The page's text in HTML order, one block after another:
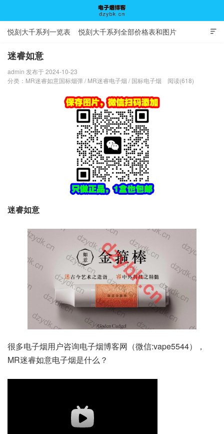
电子烟博客

悦刻大千系列一览表 悦刻大千系列全部价格表和图片
迷睿如意
admin 发布于 2024-10-23
分类： MR迷睿如意国标烟弹/ MR迷睿电子烟 / 国标电子烟 阅读(618)
迷睿如意
很多电子烟用户咨询电子烟博客网（微信:vape5544），
MR迷睿如意电子烟是什么？